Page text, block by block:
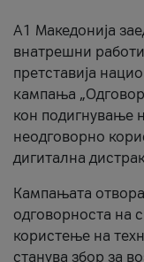
A1 Македонија
внатрешни
претставија
кампања
кон подигнување
неодговорно
дигитална
Кампањата
одговорноста на
користење на
станува збор за